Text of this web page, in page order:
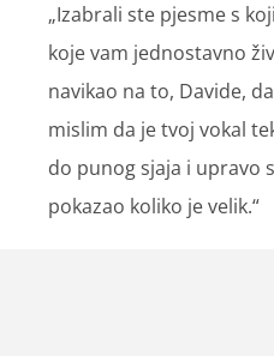
„Izabrali ste pjesme s
koje vam jednostavno
navikao na to, Davide,
mislim da je tvoj vokal
do punog sjaja i upravo
pokazao koliko je velik.“